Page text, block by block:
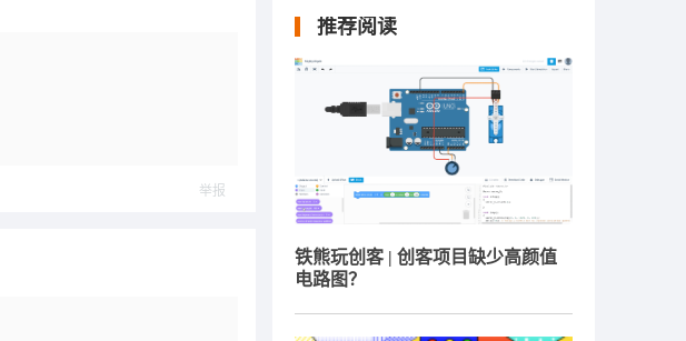
举报
推荐阅读
铁熊玩创客 | 创客项目缺少高颜值
电路图？